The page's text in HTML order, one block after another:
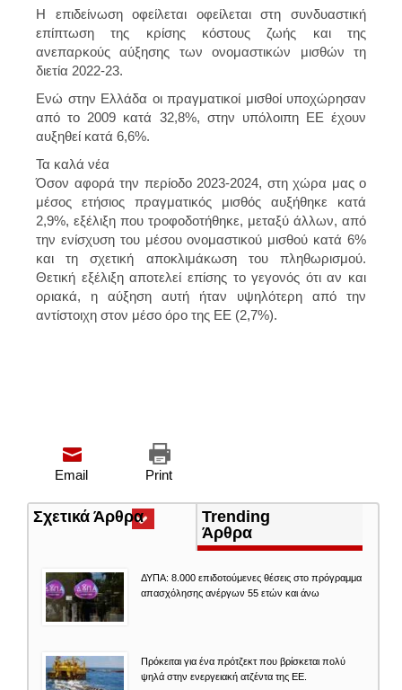
Η επιδείνωση οφείλεται οφείλεται στη συνδυαστική
επίπτωση της κρίσης κόστους ζωής και της
ανεπαρκούς αύξησης των ονομαστικών μισθών τη
διετία 2022-23.
Ενώ στην Ελλάδα οι πραγματικοί μισθοί υποχώρησαν
από το 2009 κατά 32,8%, στην υπόλοιπη ΕΕ έχουν
αυξηθεί κατά 6,6%.
Τα καλά νέα
Όσον αφορά την περίοδο 2023-2024, στη χώρα μας ο
μέσος ετήσιος πραγματικός μισθός αυξήθηκε κατά
2,9%, εξέλιξη που τροφοδοτήθηκε, μεταξύ άλλων, από
την ενίσχυση του μέσου ονομαστικού μισθού κατά 6%
και τη σχετική αποκλιμάκωση του πληθωρισμού.
Θετική εξέλιξη αποτελεί επίσης το γεγονός ότι αν και
οριακά, η αύξηση αυτή ήταν υψηλότερη από την
αντίστοιχη στον μέσο όρο της ΕΕ (2,7%).
Print
Email
Σχετικά Άρθρα(ενεργή
καρτέλα)
Trending
Άρθρα
ΔΥΠΑ: 8.000 επιδοτούμενες θέσεις στο πρόγραμμα
απασχόλησης ανέργων 55 ετών και άνω
Πρόκειται για ένα πρότζεκτ που βρίσκεται πολύ
ψηλά στην ενεργειακή ατζέντα της ΕΕ.